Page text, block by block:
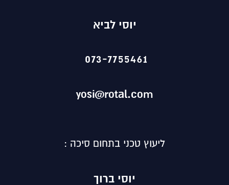
יוסי לביא
073-7755461
yosi@rotal.com
ליעוץ טכני בתחום סיכה :
יוסי ברוך